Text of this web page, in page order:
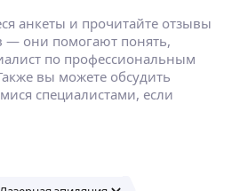
анкеты и прочитайте отзывы
— они помогают понять,
по профессиональным
вы можете обсудить
специалистами, если